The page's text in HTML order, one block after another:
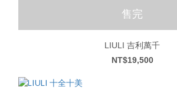
售完
LIULI 吉利萬千
NT$19,500